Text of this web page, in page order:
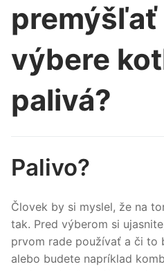
premýšľať
výbere
palivá?
Palivo?
Človek by si myslel, že na
tak. Pred výberom si
prvom rade používať a či to
alebo budete napríklad